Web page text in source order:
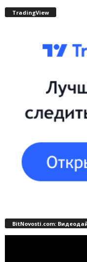
TradingView
BitNovosti.com: